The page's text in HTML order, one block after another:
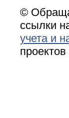
©
ссылки
учета и